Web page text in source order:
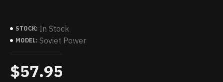
STOCK: In Stock
MODEL: Soviet Power
$57.95